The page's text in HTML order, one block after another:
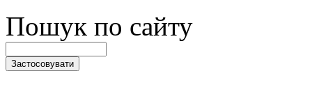
Пошук по сайту